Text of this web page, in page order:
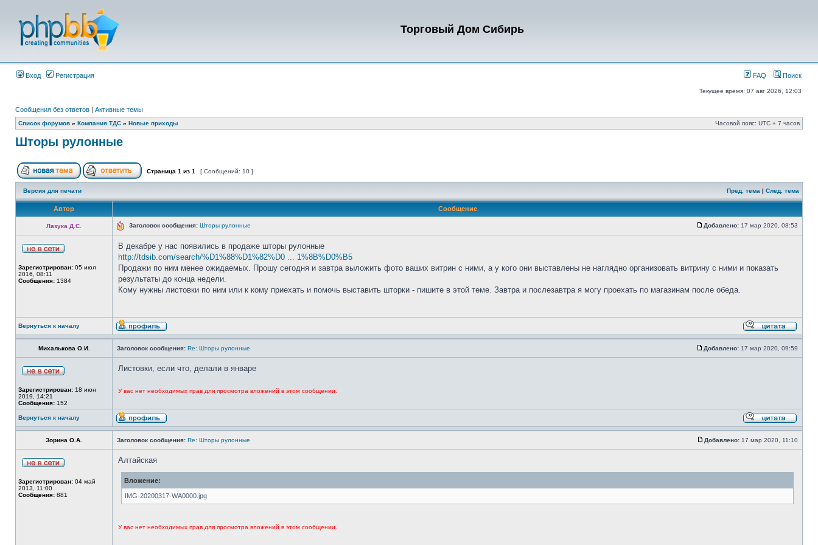
Торговый Дом Сибирь
Вход Регистрация FAQ Поиск
Текущее время: 07 авг 2026, 12:03
Сообщения без ответов | Активные темы
Список форумов » Компания ТДС » Новые приходы Часовой пояс: UTC + 7 часов
Шторы рулонные
Страница 1 из 1 [ Сообщений: 10 ]
Версия для печати Пред. тема | След. тема
Автор Сообщение
Лазука Д.С. Заголовок сообщения: Шторы рулонные Добавлено: 17 мар 2020, 08:53
Зарегистрирован: 05 июл
2016, 08:11
Сообщения: 1384
В декабре у нас появились в продаже шторы рулонные
http://tdsib.com/search/%D1%88%D1%82%D0 ... 1%8B%D0%B5
Продажи по ним менее ожидаемых. Прошу сегодня и завтра выложить фото ваших витрин с ними, а у кого они выставлены не наглядно организовать витрину с ними и показать
результаты до конца недели.
Кому нужны листовки по ним или к кому приехать и помочь выставить шторки - пишите в этой теме. Завтра и послезавтра я могу проехать по магазинам после обеда.
Вернуться к началу
Михалькова О.И. Заголовок сообщения: Re: Шторы рулонные Добавлено: 17 мар 2020, 09:59
Зарегистрирован: 18 июн
2019, 14:21
Сообщения: 152
Листовки, если что, делали в январе
У вас нет необходимых прав для просмотра вложений в этом сообщении.
Вернуться к началу
Зорина О.А. Заголовок сообщения: Re: Шторы рулонные Добавлено: 17 мар 2020, 11:10
Зарегистрирован: 04 май
2013, 11:00
Сообщения: 881
Алтайская
Вложение:
IMG-20200317-WA0000.jpg
У вас нет необходимых прав для просмотра вложений в этом сообщении.